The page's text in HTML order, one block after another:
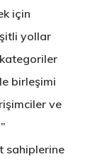
için
yollar
birleşimi
ve
sahiplerine